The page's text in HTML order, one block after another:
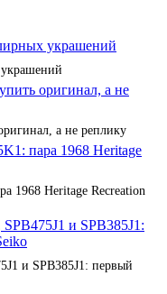
а не реплику
1968 Heritage Recreation
и SPB385J1: первый